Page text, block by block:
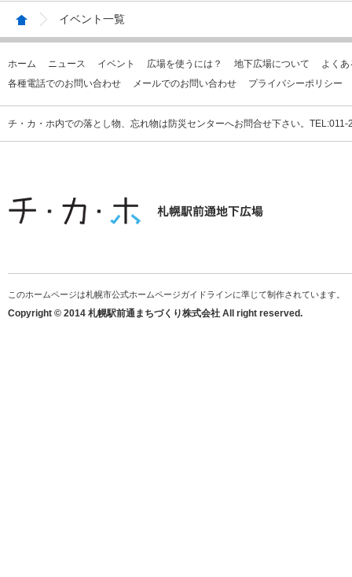
イベント一覧
ホーム ニュース イベント 広場を使うには？ 地下広場について
よく
各種電話でのお問い合わせ
メールでのお問い合わせ プライバシーポリシー
チ・カ・ホ内での落とし物、忘れ物は防災センターへお問合せ下さい。
このホームページは札幌市公式ホームページガイドラインに準じて制作されています。
Copyright © 2014 札幌駅前通まちづくり株式会社 All right reserved.